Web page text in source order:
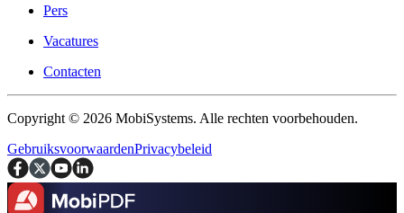
Pers
Vacatures
Contacten
Copyright © 2026 MobiSystems. Alle rechten voorbehouden.
GebruiksvoorwaardenPrivacybeleid